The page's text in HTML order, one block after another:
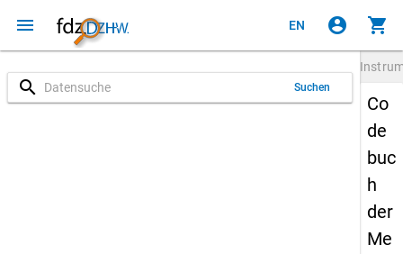
menu EN account_circle shopping_cart
search Suchen
Co
de
buc
h
der
Me